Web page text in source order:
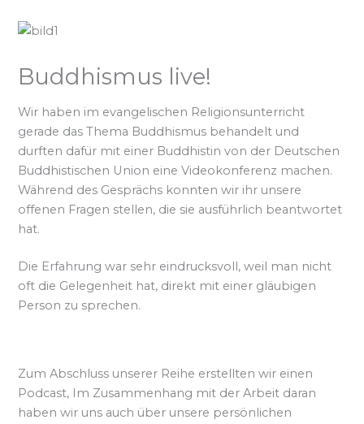
Buddhismus live!
Wir haben im evangelischen Religionsunterricht
gerade das Thema Buddhismus behandelt und
durften dafür mit einer Buddhistin von der Deutschen
Buddhistischen Union eine Videokonferenz machen.
Während des Gesprächs konnten wir ihr unsere
offenen Fragen stellen, die sie ausführlich beantwortet
hat.
Die Erfahrung war sehr eindrucksvoll, weil man nicht
oft die Gelegenheit hat, direkt mit einer gläubigen
Person zu sprechen.
Zum Abschluss unserer Reihe erstellten wir einen
Podcast, Im Zusammenhang mit der Arbeit daran
haben wir uns auch über unsere persönlichen